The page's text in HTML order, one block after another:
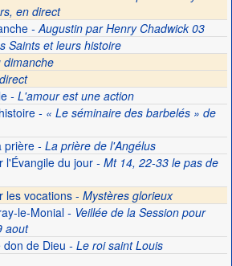
en direct
- Augustin par Henry Chadwick 03
Saints et leurs histoire
dimanche
- L'amour est une action
- « Le séminaire des barbelés » de
prière- La prière de l'Angélus
du jour- Mt 14, 22-33 le pas de
les vocations - Mystères glorieux
le-Monial- Veillée de la Session pour
aout
don de Dieu - Le roi saint Louis